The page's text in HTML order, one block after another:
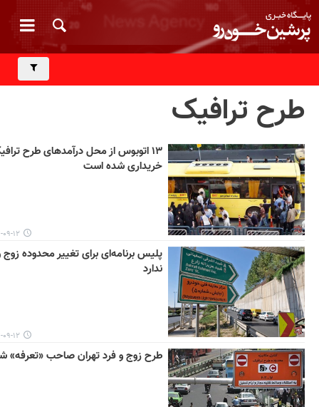
طرح ترافیک
۱۳ اتوبوس از محل درآمدهای طرح
خریداری شده است
۱۳۹۷-
پلیس برنامه‌ای برای تغییر محدوده زوج
ندارد
۱۳۹۷-
طرح زوج و فرد تهران صاحب «تعرفه»